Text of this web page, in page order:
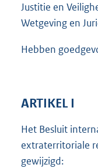
Justitie en
Wetgeving en
Hebben
ARTIKEL I
Het Besluit
extraterritoriale
gewijzigd: